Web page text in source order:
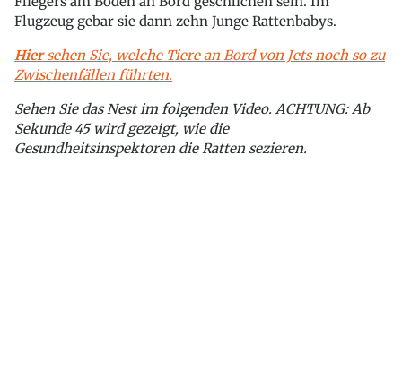
Flugzeug gebar sie dann zehn Junge Rattenbabys.
Hiersehen Sie, welche Tiere an Bord von Jets noch so zu
Zwischenfällen führten.
Sehen Sie das Nest im folgenden Video. ACHTUNG: Ab
Sekunde 45 wird gezeigt, wie die
Gesundheitsinspektoren die Ratten sezieren.